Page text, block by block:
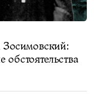
обстоятельства